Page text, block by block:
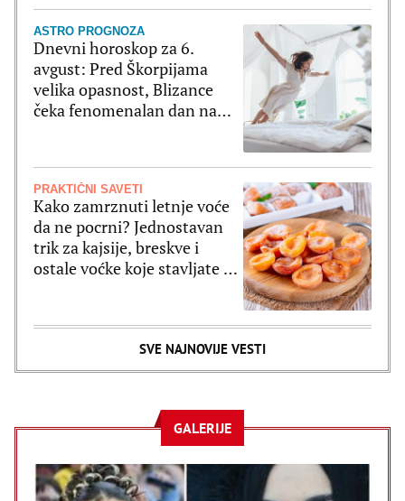
ASTRO PROGNOZA
Dnevni horoskop za 6.
avgust: Pred Škorpijama
velika opasnost, Blizance
čeka fenomenalan dan na
PRAKTIČNI SAVETI
Kako zamrznuti letnje voće
da ne pocrni? Jednostavan
trik za kajsije, breskve i
ostale voćke koje stavljate u
SVE NAJNOVIJE VESTI
GALERIJE